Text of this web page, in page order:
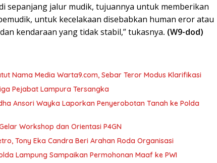
sepanjang jalur mudik, tujuannya untuk memberikan
untuk kecelakaan disebabkan human eror atau
kendaraan yang tidak stabil,” tukasnya. (W9-dod)
Nama Media Warta9.com, Sebar Teror Modus Klarifikasi
Pejabat Lampura Tersangka
Ansori Wayka Laporkan Penyerobotan Tanah ke Polda
Workshop dan Orientasi P4GN
Tony Eka Candra Beri Arahan Roda Organisasi
Lampung Sampaikan Permohonan Maaf ke PWI